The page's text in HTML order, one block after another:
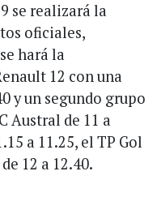
se realizará la
oficiales,
hará la
12 con una
y un segundo grupo
Austral de 11 a
a 11.25, el TP Gol
12 a 12.40.